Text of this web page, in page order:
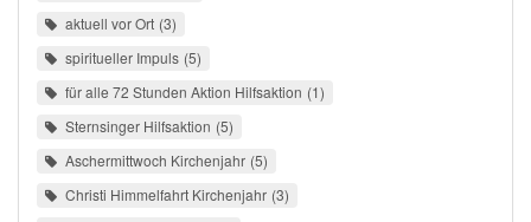
aktuell vor Ort 3
spiritueller Impuls 5
für alle 72 Stunden Aktion Hilfsaktion 1
Sternsinger Hilfsaktion 5
Aschermittwoch Kirchenjahr 5
Christi Himmelfahrt Kirchenjahr 3